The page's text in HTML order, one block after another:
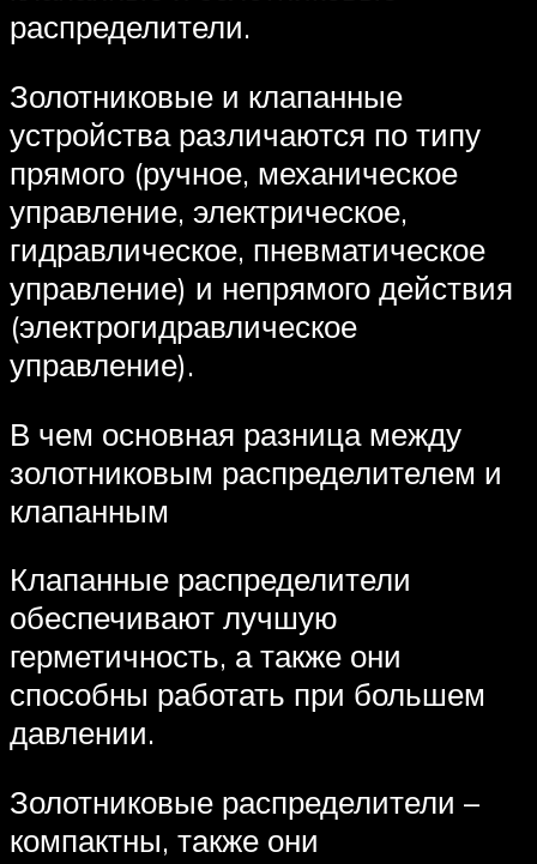
распределители.
Золотниковые и клапанные
устройства различаются по типу
прямого (ручное, механическое
управление, электрическое,
гидравлическое, пневматическое
управление) и непрямого действия
(электрогидравлическое
управление).
В чем основная разница между
золотниковым распределителем и
клапанным
Клапанные распределители
обеспечивают лучшую
герметичность, а также они
способны работать при большем
давлении.
Золотниковые распределители –
компактны, также они